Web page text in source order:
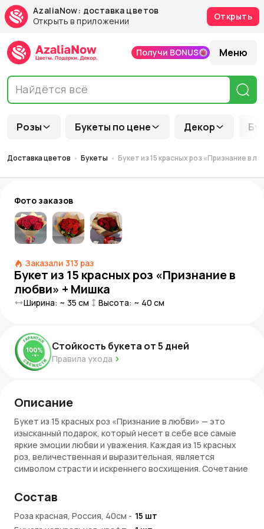
AzaliaNow: доставка цветов
Открыть в приложении
Открыть
Розы Букеты по цене Декор
Получи BONUS Меню
Доставка цветов Букеты Букет из 15 красных роз «Признание в
Фото заказов
Заказали 313 раз
Букет из 15 красных роз «Признание в
любви» + Мишка
Ширина: ~ 35 см Высота: ~ 40 см
Стойкость букета от5 дней
Правила ухода
Описание
Букет из 15 красных роз «Признание в любви» — это
изысканный подарок, который несет в себе все самые
яркие эмоции любви и уважения. Каждая из 15 красных
роз, величественная и выразительная, является
символом страсти и искреннего восхищения. Сочетание
медвежонком создаёт идеальный подарок для того,
чтобы признаться в любви, выразить свои чувства или
отметить особенный момент.
Состав
Роза красная, Россия, 40см - 15 шт